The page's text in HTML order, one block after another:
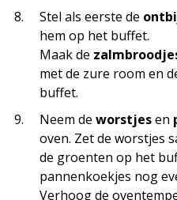
Stel als eerste de
hem op het buffet.
Maak de
met de zure room en
buffet.
Neem de worstjesen
oven. Zet de worstjes
de groenten op het
pannenkoekjes nog
Verhoog de